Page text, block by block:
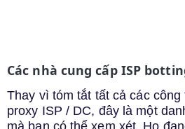
Các nhà cung cấp ISP
Thay vì tóm tắt tất cả các
proxy ISP / DC, đây là một